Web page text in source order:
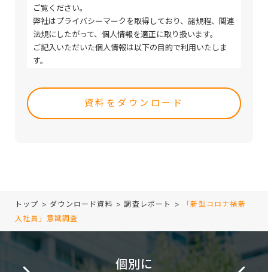
ご覧ください。
弊社はプライバシーマークを取得しており、諸規程、関連
法規にしたがって、個人情報を適正に取り扱います。
ご記入いただいた個人情報は以下の目的で利用いたしま
す。
注、決済および対応
・取引（提案）に基づく役務等の授受
・当社サービス等に関する情報の提供、収集および伝達
leave
this
field
トップ > ダウンロード資料 >調査レポート >
「新型コロナ禍新
入社員」意識調査
個別に